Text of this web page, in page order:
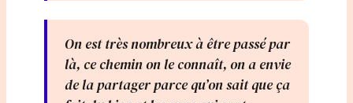
On est très nombreux à être passé par
là, ce chemin on le connaît, on a envie
de la partager parce qu’on sait que ça